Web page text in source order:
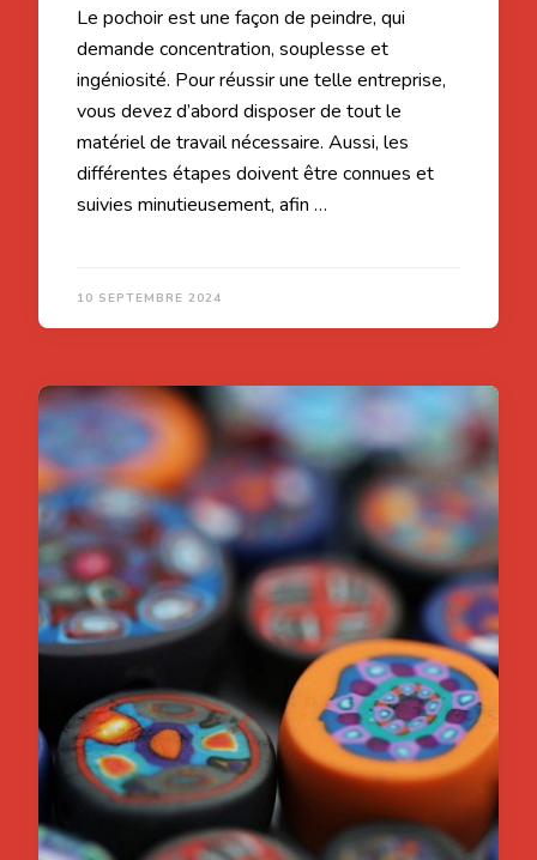
Le pochoir est une façon de peindre, qui
demande concentration, souplesse et
ingéniosité. Pour réussir une telle entreprise,
vous devez d’abord disposer de tout le
matériel de travail nécessaire. Aussi, les
différentes étapes doivent être connues et
suivies minutieusement, afin …
10 SEPTEMBRE 2024